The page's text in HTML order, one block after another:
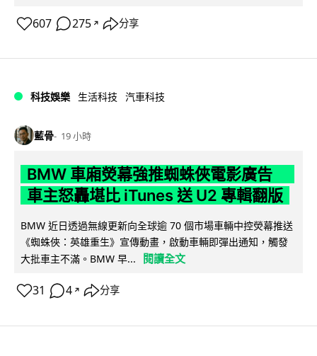
607 275 ↗ 分享
科技娛樂 生活科技 汽車科技
藍骨 19 小時
BMW 車廂熒幕強推蜘蛛俠電影廣告
車主怒轟堪比 iTunes 送 U2 專輯翻版
BMW 近日透過無線更新向全球逾 70 個市場車輛中控熒幕推送
《蜘蛛俠：英雄重生》宣傳動畫，啟動車輛即彈出通知，觸發
大批車主不滿。BMW 早...
閱讀全文
31 4 ↗ 分享